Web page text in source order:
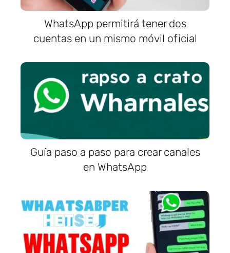
WhatsApp permitirá tener dos
cuentas en un mismo móvil oficial
Guía paso a paso para crear canales
en WhatsApp